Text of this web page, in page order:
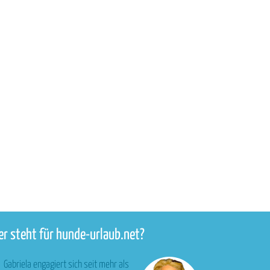
steht für hunde-urlaub.net?
Gabriela engagiert sich seit mehr als